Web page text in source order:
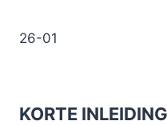
26-01
KORTE INLEIDING